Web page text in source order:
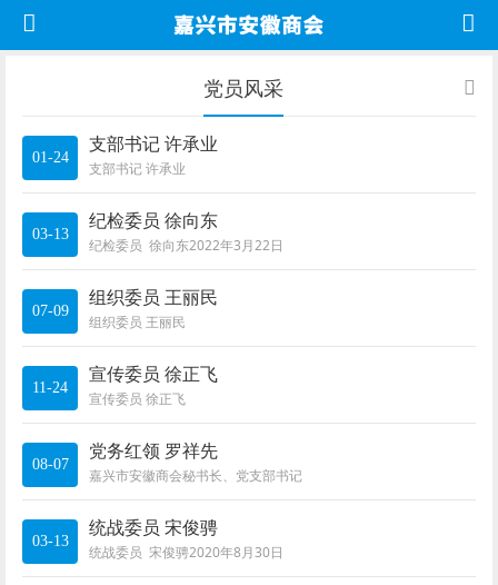
党员风采
01-24
支部书记 许承业
支部书记 许承业
03-13
纪检委员 徐向东
纪检委员 徐向东2022年3月22日
07-09
组织委员 王丽民
组织委员 王丽民
11-24
宣传委员 徐正飞
宣传委员 徐正飞
08-07
党务红领 罗祥先
嘉兴市安徽商会秘书长、党支部书记
03-13
统战委员 宋俊骋
统战委员 宋俊骋2020年8月30日